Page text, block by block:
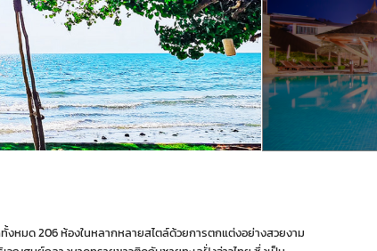
งหมด 206 ห้องในหลากหลายสไตล์ด้วยการตกแต่งอย่างสวยงาม